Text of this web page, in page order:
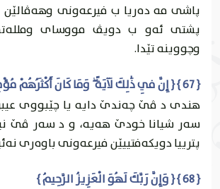
پاشى مه‌ ده‌ريا ب فيرعه‌ونى وهه‌ڤالێن
پشتى ئه‌و ب دويڤ مووساى
وچووينه‌ تێدا.
{ 67 } { إِنَّ فِي ذَٰلِكَ لَآيَةً ۖ وَمَا كَانَ أَكْثَرُهُمْ مُؤْمِنِينَ }
هندى د ڤێ چه‌ندێ دايه‌ يا چێبووى
سه‌ر شيانا خودێ هه‌يه‌، و د سه‌ر ڤێ
پترییا دويكه‌فتییێن فيرعه‌ونى باوه‌رى
{ 68 } { وَإِنَّ رَبَّكَ لَهُوَ الْعَزِيزُ الرَّحِيمُ }